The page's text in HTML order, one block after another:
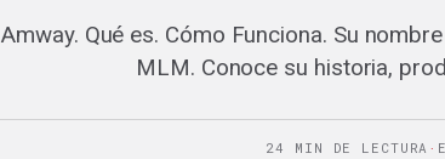
Amway. Qué es. Cómo Funciona. Su
MLM. Conoce su historia,
24 MIN DE LECTURA ·